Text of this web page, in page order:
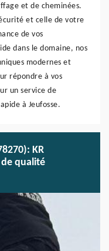
et de cheminées.
et celle de votre
de vos
dans le domaine, nos
modernes et
répondre à vos
un service de
à Jeufosse.
KR
qualité